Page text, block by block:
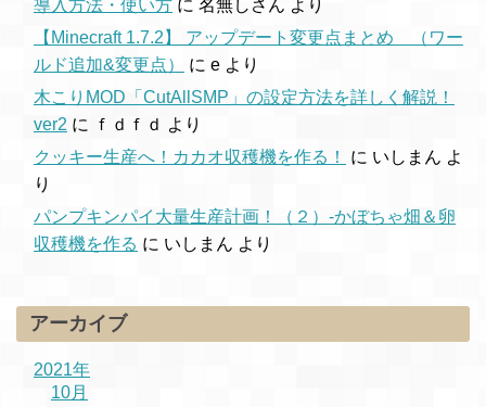
導入方法・使い方 に 名無しさん より
【Minecraft 1.7.2】 アップデート変更点まとめ （ワー
ルド追加&変更点）
に e より
木こりMOD「CutAllSMP」の設定方法を詳しく解説！
ver2 に ｆｄｆｄ より
クッキー生産へ！カカオ収穫機を作る！
に いしまん よ
り
パンプキンパイ大量生産計画！（２）-かぼちゃ畑＆卵
収穫機を作る に いしまん より
アーカイブ
2021年
10月